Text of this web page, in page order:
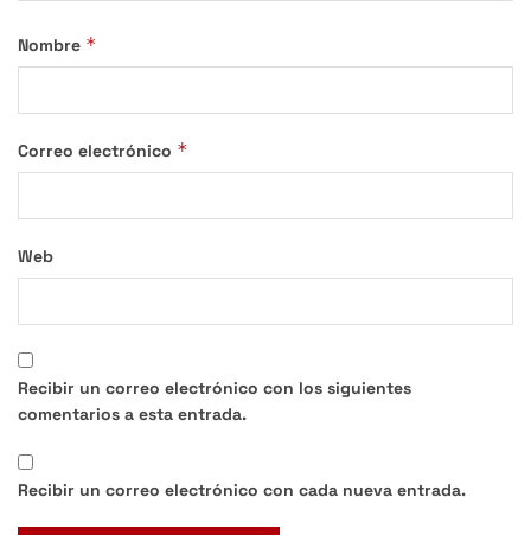
Nombre *
Correo electrónico *
Web
Recibir un correo electrónico con los siguientes
comentarios a esta entrada.
Recibir un correo electrónico con cada nueva entrada.